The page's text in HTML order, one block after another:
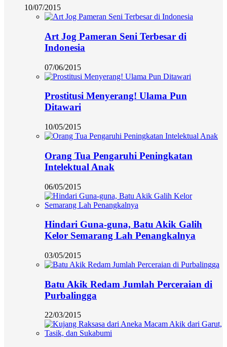
10/07/2015
Art Jog Pameran Seni Terbesar di
Indonesia
07/06/2015
Prostitusi Menyerang! Ulama Pun
Ditawari
10/05/2015
Orang Tua Pengaruhi Peningkatan
Intelektual Anak
06/05/2015
Hindari Guna-guna, Batu Akik Galih
Kelor Semarang Lah Penangkalnya
03/05/2015
Batu Akik Redam Jumlah Perceraian di
Purbalingga
22/03/2015